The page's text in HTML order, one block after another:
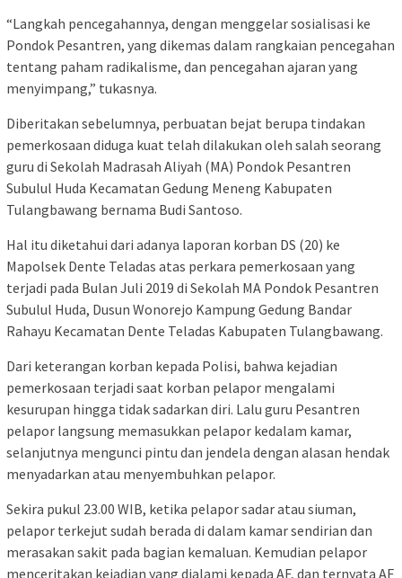
“Langkah pencegahannya, dengan menggelar sosialisasi ke
Pondok Pesantren, yang dikemas dalam rangkaian pencegahan
tentang paham radikalisme, dan pencegahan ajaran yang
menyimpang,” tukasnya.
Diberitakan sebelumnya, perbuatan bejat berupa tindakan
pemerkosaan diduga kuat telah dilakukan oleh salah seorang
guru di Sekolah Madrasah Aliyah (MA) Pondok Pesantren
Subulul Huda Kecamatan Gedung Meneng Kabupaten
Tulangbawang bernama Budi Santoso.
Hal itu diketahui dari adanya laporan korban DS (20) ke
Mapolsek Dente Teladas atas perkara pemerkosaan yang
terjadi pada Bulan Juli 2019 di Sekolah MA Pondok Pesantren
Subulul Huda, Dusun Wonorejo Kampung Gedung Bandar
Rahayu Kecamatan Dente Teladas Kabupaten Tulangbawang.
Dari keterangan korban kepada Polisi, bahwa kejadian
pemerkosaan terjadi saat korban pelapor mengalami
kesurupan hingga tidak sadarkan diri. Lalu guru Pesantren
pelapor langsung memasukkan pelapor kedalam kamar,
selanjutnya mengunci pintu dan jendela dengan alasan hendak
menyadarkan atau menyembuhkan pelapor.
Sekira pukul 23.00 WIB, ketika pelapor sadar atau siuman,
pelapor terkejut sudah berada di dalam kamar sendirian dan
merasakan sakit pada bagian kemaluan. Kemudian pelapor
menceritakan kejadian yang dialami kepada AF, dan ternyata AF